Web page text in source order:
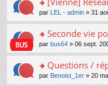
nt
ré
c
e
nt
le
pl
u
s
ré
c
e
nt
n
le
pl
u
s
ré
c
a
g
e
n
n
le
pl
u
m
e
s
a
g
e
n
n
ult
er
le
m
e
s
a
g
o
n
s
ult
er
le
m
e
s
par LEL - admin » 31
o
n
s
ult
er
Seconde vie
par bus64 » 06 sept.
o
n
Questions /
par Benoist_1er » 20